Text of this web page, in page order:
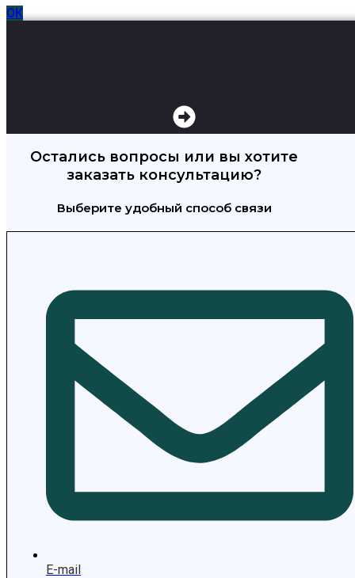
ОК
Остались вопросы или вы хотите
заказать консультацию?
Выберите удобный способ связи
E-mail